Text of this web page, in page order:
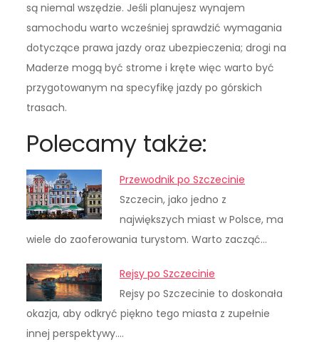
są niemal wszędzie. Jeśli planujesz wynajem
samochodu warto wcześniej sprawdzić wymagania
dotyczące prawa jazdy oraz ubezpieczenia; drogi na
Maderze mogą być strome i kręte więc warto być
przygotowanym na specyfikę jazdy po górskich
trasach.
Polecamy także:
Przewodnik po Szczecinie
Szczecin, jako jedno z
największych miast w Polsce, ma
wiele do zaoferowania turystom. Warto zacząć…
Rejsy po Szczecinie
Rejsy po Szczecinie to doskonała
okazja, aby odkryć piękno tego miasta z zupełnie
innej perspektywy.…